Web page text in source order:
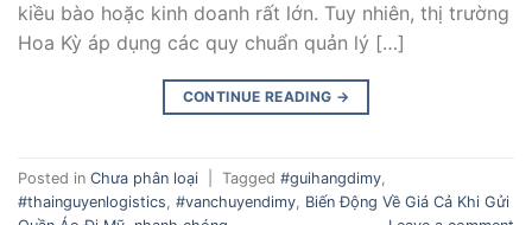
kiều bào hoặc kinh doanh rất lớn. Tuy nhiên, thị trường
Hoa Kỳ áp dụng các quy chuẩn quản lý […]
CONTINUE READING →
Posted in Chưa phân loại Tagged #guihangdimy
#thainguyenlogistics #vanchuyendimy Biến Động Về Giá Cả Khi Gửi